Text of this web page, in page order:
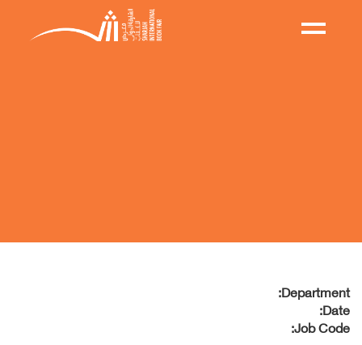
Department:
Date:
Job Code: